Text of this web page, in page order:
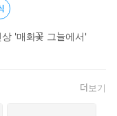
한순간 무산의 눈에
.
을 것 같은 눈빛을 하
'매화꽃 그늘에서'
더보기